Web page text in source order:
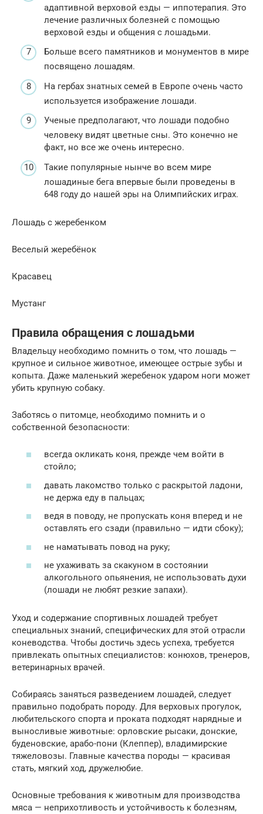
адаптивной верховой езды — иппотерапия. Это
лечение различных болезней с помощью
верховой езды и общения с лошадьми.
Больше всего памятников и монументов в мире
посвящено лошадям.
На гербах знатных семей в Европе очень часто
используется изображение лошади.
Ученые предполагают, что лошади подобно
человеку видят цветные сны. Это конечно не
факт, но все же очень интересно.
Такие популярные нынче во всем мире
лошадиные бега впервые были проведены в
648 году до нашей эры на Олимпийских играх.
Лошадь с жеребенком
Веселый жеребёнок
Красавец
Мустанг
Правила обращения с лошадьми
Владельцу необходимо помнить о том, что лошадь —
крупное и сильное животное, имеющее острые зубы и
копыта. Даже маленький жеребенок ударом ноги может
убить крупную собаку.
Заботясь о питомце, необходимо помнить и о
собственной безопасности:
всегда окликать коня, прежде чем войти в
стойло;
давать лакомство только с раскрытой ладони,
не держа еду в пальцах;
ведя в поводу, не пропускать коня вперед и не
оставлять его сзади (правильно — идти сбоку);
не наматывать повод на руку;
не ухаживать за скакуном в состоянии
алкогольного опьянения, не использовать духи
(лошади не любят резкие запахи).
Уход и содержание спортивных лошадей требует
специальных знаний, специфических для этой отрасли
коневодства. Чтобы достичь здесь успеха, требуется
привлекать опытных специалистов: конюхов, тренеров,
ветеринарных врачей.
Собираясь заняться разведением лошадей, следует
правильно подобрать породу. Для верховых прогулок,
любительского спорта и проката подходят нарядные и
выносливые животные: орловские рысаки, донские,
буденовские, арабо-пони (Клеппер), владимирские
тяжеловозы. Главные качества породы — красивая
стать, мягкий ход, дружелюбие.
Основные требования к животным для производства
мяса — неприхотливость и устойчивость к болезням,